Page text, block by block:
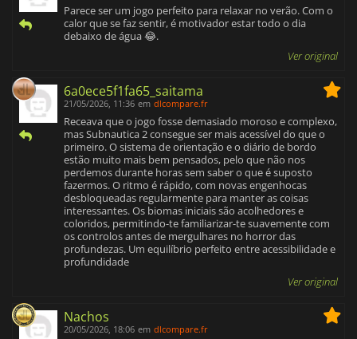
Parece ser um jogo perfeito para relaxar no verão. Com o
calor que se faz sentir, é motivador estar todo o dia
debaixo de água 😂.
Ver original
6a0ece5f1fa65_saitama
21/05/2026, 11:36 em dlcompare.fr
Receava que o jogo fosse demasiado moroso e complexo,
mas Subnautica 2 consegue ser mais acessível do que o
primeiro. O sistema de orientação e o diário de bordo
estão muito mais bem pensados, pelo que não nos
perdemos durante horas sem saber o que é suposto
fazermos. O ritmo é rápido, com novas engenhocas
desbloqueadas regularmente para manter as coisas
interessantes. Os biomas iniciais são acolhedores e
coloridos, permitindo-te familiarizar-te suavemente com
os controlos antes de mergulhares no horror das
profundezas. Um equilíbrio perfeito entre acessibilidade e
profundidade
Ver original
Nachos
20/05/2026, 18:06 em dlcompare.fr